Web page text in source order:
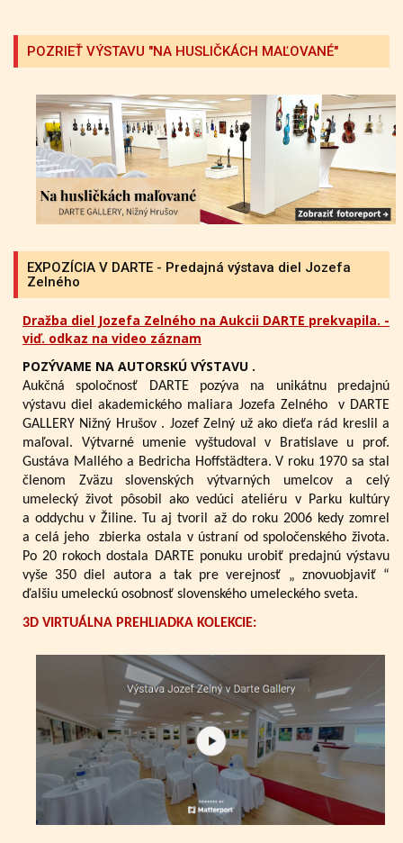
POZRIEŤ VÝSTAVU "NA HUSLIČKÁCH MAĽOVANÉ"
EXPOZÍCIA V DARTE - Predajná výstava diel Jozefa
Zelného
Dražba diel Jozefa Zelného na Aukcii DARTE prekvapila. -
viď. odkaz na video záznam
POZÝVAME NA AUTORSKÚ VÝSTAVU .
Aukčná spoločnosť DARTE pozýva na unikátnu predajnú
výstavu diel akademického maliara Jozefa Zelného
v DARTE
GALLERY Nižný Hrušov . Jozef Zelný už ako dieťa rád kreslil a
maľoval. Výtvarné umenie vyštudoval v Bratislave u prof.
Gustáva Mallého a Bedricha Hoffstädtera. V roku 1970 sa stal
členom Zväzu slovenských výtvarných umelcov a celý
umelecký život pôsobil ako vedúci ateliéru v Parku kultúry
a oddychu v Žiline. Tu aj tvoril až do roku 2006 kedy zomrel
a celá jeho zbierka ostala v ústraní od spoločenského života.
Po 20 rokoch dostala DARTE ponuku urobiť predajnú výstavu
vyše 350 diel autora a tak pre verejnosť „ znovuobjaviť “
ďalšiu umeleckú osobnosť slovenského umeleckého sveta.
3D VIRTUÁLNA PREHLIADKA KOLEKCIE: